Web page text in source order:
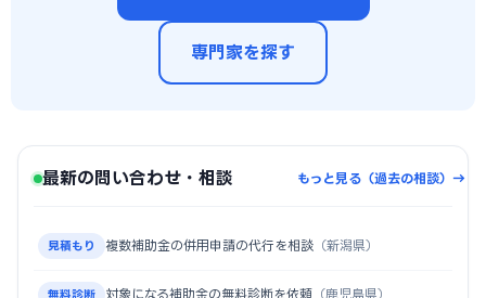
専門家を探す
最新の問い合わせ・相談 もっと見る（過去の相談）→
見積もり 複数補助金の併用申請の代行を相談 （新潟県）
無料診断 対象になる補助金の無料診断を依頼 （鹿児島県）